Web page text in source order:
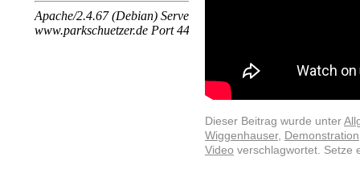
Dieser Beitrag wurde unter
Wiggenhauser, Demonstration
Video verschlagwortet. Setze